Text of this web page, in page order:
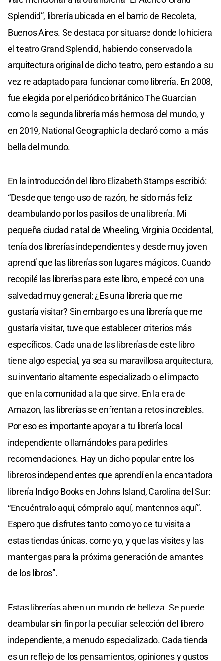
Splendid”, librería ubicada en el barrio de Recoleta,
Buenos Aires. Se destaca por situarse donde lo hiciera
el teatro Grand Splendid, habiendo conservado la
arquitectura original de dicho teatro, pero estando a su
vez re adaptado para funcionar como librería. En 2008,
fue elegida por el periódico británico The Guardian
como la segunda librería más hermosa del mundo, y
en 2019, National Geographic la declaró como la más
bella del mundo.
En la introducción del libro Elizabeth Stamps escribió:
“Desde que tengo uso de razón, he sido más feliz
deambulando por los pasillos de una librería. Mi
pequeña ciudad natal de Wheeling, Virginia Occidental,
tenía dos librerías independientes y desde muy joven
aprendí que las librerías son lugares mágicos. Cuando
recopilé las librerías para este libro, empecé con una
salvedad muy general: ¿Es una librería que me
gustaría visitar? Sin embargo es una librería que me
gustaría visitar, tuve que establecer criterios más
específicos. Cada una de las librerías de este libro
tiene algo especial, ya sea su maravillosa arquitectura,
su inventario altamente especializado o el impacto
que en la comunidad a la que sirve. En la era de
Amazon, las librerías se enfrentan a retos increíbles.
Por eso es importante apoyar a tu librería local
independiente o llamándoles para pedirles
recomendaciones. Hay un dicho popular entre los
libreros independientes que aprendí en la encantadora
librería Indigo Books en Johns Island, Carolina del Sur:
“Encuéntralo aquí, cómpralo aquí, mantennos aquí”.
Espero que disfrutes tanto como yo de tu visita a
estas tiendas únicas. como yo, y que las visites y las
mantengas para la próxima generación de amantes
de los libros”.
Estas librerías abren un mundo de belleza. Se puede
deambular sin fin por la peculiar selección del librero
independiente, a menudo especializado. Cada tienda
es un reflejo de los pensamientos, opiniones y gustos